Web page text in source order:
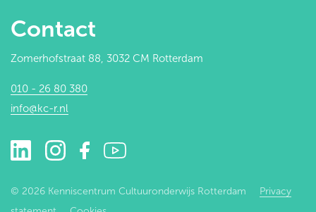
Contact
Zomerhofstraat 88, 3032 CM Rotterdam
010 - 26 80 380
info@kc-r.nl
© 2026 Kenniscentrum Cultuuronderwijs Rotterdam
Privacy